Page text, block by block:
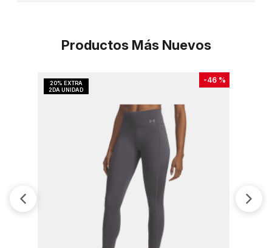
Productos Más Nuevos
-46 %